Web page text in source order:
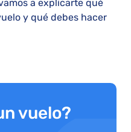
a explicarte qué
y qué debes hacer
vuelo?